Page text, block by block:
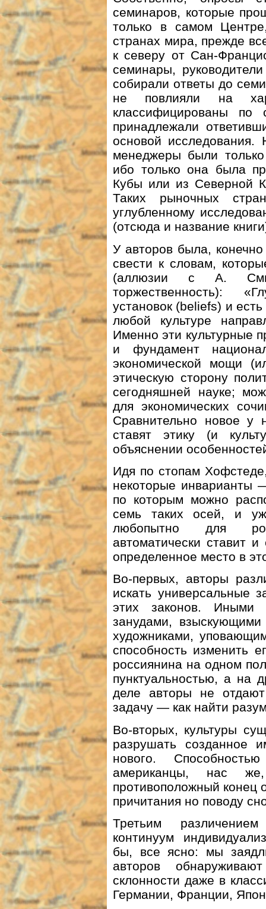
семинаров, которые
только в самом
странах мира, прежде
к северу от Сан-
семинары,
собирали ответы до
не повлияли на
классифицированы по
принадлежали
основой исследования.
менеджеры были
ибо только она была
Кубы или из Северной
Таких рыночных
углубленному
(отсюда и название
У авторов была,
свести к словам,
(аллюзии с А.
торжественность):
установок (beliefs) и
любой культуре
Именно эти культурные
и фундамент
экономической мощи
этическую сторону
сегодняшней науке;
для экономических
Сравнительно новое
ставят этику (и
объяснении
Идя по стопам
некоторые инварианты
по которым можно
семь таких осей, и
любопытно для
автоматически ставит
определенное место в
Во-первых, авторы
искать универсальные
этих законов. Иными
занудами,
художниками,
способность изменить
россиянина на одном
пунктуальностью, а на
деле авторы не
задачу — как найти
Во-вторых, культуры
разрушать созданное
нового.
американцы, нас
противоположный конец
причитания но поводу
Третьим
континуум
бы, все ясно: мы
авторов
склонности даже в
Германии, Франции,